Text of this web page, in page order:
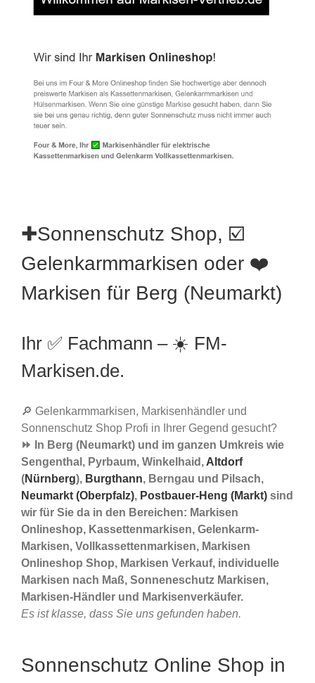
✚Sonnenschutz Shop, ☑️
Gelenkarmmarkisen oder ❤️
Markisen für Berg (Neumarkt)
Ihr ✅ Fachmann – ☀️ FM-
Markisen.de.
🔎 Gelenkarmmarkisen, Markisenhändler und
Sonnenschutz Shop Profi in Ihrer Gegend gesucht?
⏩ In Berg (Neumarkt) und im ganzen Umkreis wie
Sengenthal, Pyrbaum, Winkelhaid, Altdorf
(Nürnberg), Burgthann, Berngau und Pilsach,
Neumarkt (Oberpfalz), Postbauer-Heng (Markt) sind
wir für Sie da in den Bereichen: Markisen
Onlineshop, Kassettenmarkisen, Gelenkarm-
Markisen, Vollkassettenmarkisen, Markisen
Onlineshop Shop, Markisen Verkauf, individuelle
Markisen nach Maß, Sonneneschutz Markisen,
Markisen-Händler und Markisenverkäufer.
Es ist klasse, dass Sie uns gefunden haben.
Sonnenschutz Online Shop in